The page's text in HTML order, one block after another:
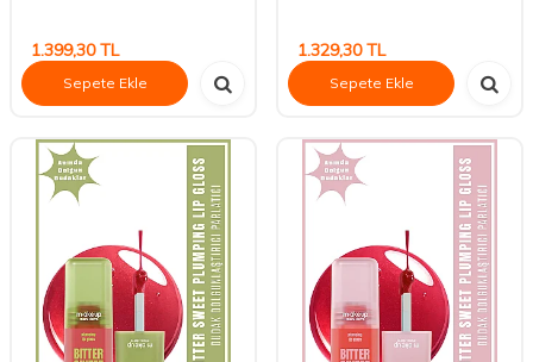
1.399,30TL
Sepete Ekle
1.329,30TL
Sepete Ekle